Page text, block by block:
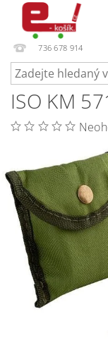
736 678 914
ISO KM